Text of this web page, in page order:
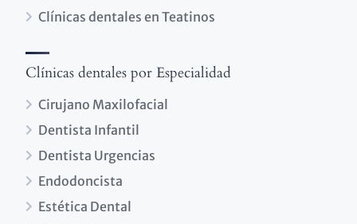
Clínicas dentales en Teatinos
Clínicas dentales por Especialidad
Cirujano Maxilofacial
Dentista Infantil
Dentista Urgencias
Endodoncista
Estética Dental